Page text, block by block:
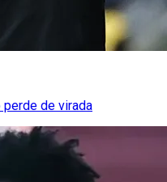
de virada